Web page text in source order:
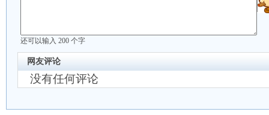
还可以输入 200 个字
网友评论
没有任何评论